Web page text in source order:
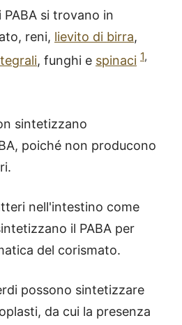
si trovano in
reni, lievito di birra,
, funghi e spinaci 1,
sintetizzano
poiché non producono
nell'intestino come
il PABA per
del corismato.
possono sintetizzare
da cui la presenza